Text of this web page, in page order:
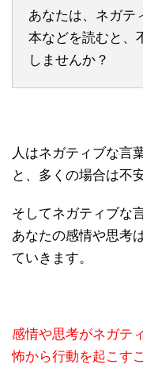
あなたは、ネガテ
本などを読むと、
しませんか？
人はネガティブな言
と、多くの場合は不
そしてネガティブな
あなたの感情や思考
ていきます。
感情や思考がネガテ
怖から行動を起こす